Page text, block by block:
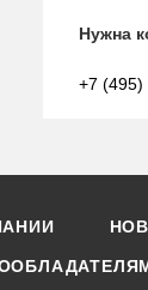
Нужна
+7 (495)